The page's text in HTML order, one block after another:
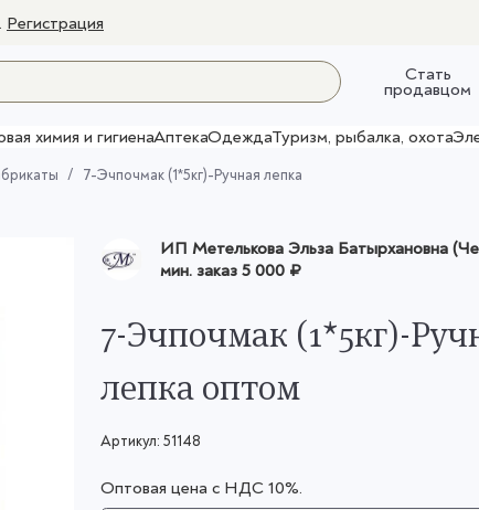
Регистрация
Стать
продавцом
химия и гигиенаАптекаОдеждаТуризм, рыбалка, охота
7-Эчпочмак (1*5кг)-Ручная лепка
ИП Метелькова Эльза Батырхановна
мин. заказ5 000 ₽
7-Эчпочмак (1*5кг)-
лепка оптом
Артикул: 51148
Оптовая цена с НДС 10%.